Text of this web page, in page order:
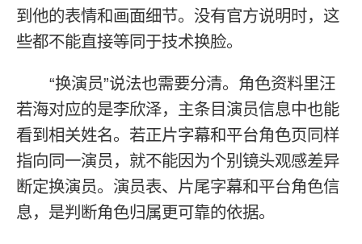
到他的表情和画面细节。没有官方说明时，这
些都不能直接等同于技术换脸。
“换演员”说法也需要分清。角色资料里汪
若海对应的是李欣泽，主条目演员信息中也能
看到相关姓名。若正片字幕和平台角色页同样
指向同一演员，就不能因为个别镜头观感差异
断定换演员。演员表、片尾字幕和平台角色信
息，是判断角色归属更可靠的依据。